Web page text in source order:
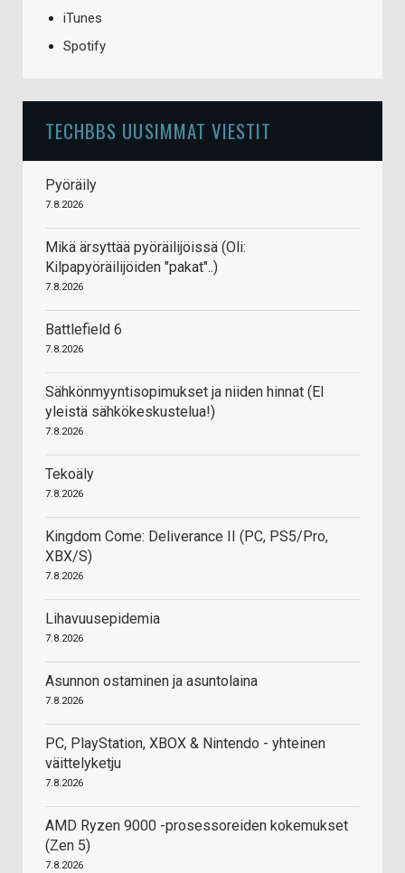
iTunes
Spotify
TECHBBS UUSIMMAT VIESTIT
Pyöräily
7.8.2026
Mikä ärsyttää pyöräilijöissä (Oli:
Kilpapyöräilijöiden "pakat"..)
7.8.2026
Battlefield 6
7.8.2026
Sähkönmyyntisopimukset ja niiden hinnat (EI
yleistä sähkökeskustelua!)
7.8.2026
Tekoäly
7.8.2026
Kingdom Come: Deliverance II (PC, PS5/Pro,
XBX/S)
7.8.2026
Lihavuusepidemia
7.8.2026
Asunnon ostaminen ja asuntolaina
7.8.2026
PC, PlayStation, XBOX & Nintendo - yhteinen
väittelyketju
7.8.2026
AMD Ryzen 9000 -prosessoreiden kokemukset
(Zen 5)
7.8.2026